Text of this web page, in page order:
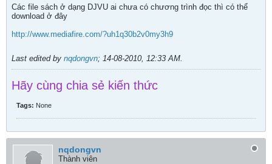
Các file sách ở dạng DJVU ai chưa có chương trình đọc thì có thể
download ở đây
http://www.mediafire.com/?uh1q30b2v0my3h9
Last edited by nqdongvn; 14-08-2010, 12:33 AM.
Hãy cùng chia sẻ kiến thức
Tags: None
nqdongvn
Thành viên